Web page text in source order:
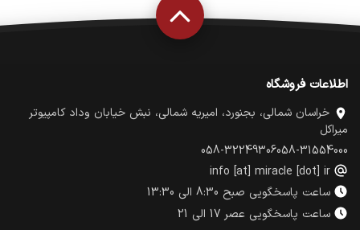
اطلاعات فروشگاه
خراسان شمالی، بجنورد، امیریه شمالی، نبش خیابان وداد کامپیوتر
میراکل
058-31554000
058-32249306
info [at] miracle [dot] ir
ساعت پاسخگویی صبح 8:30 الی 13:30
ساعت پاسخگویی عصر 17 الی 21